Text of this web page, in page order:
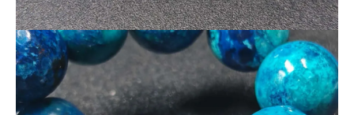
【アズロマラカイトとアズライトクリソコラの違い】
🔹アズロマラカイト（Azurmalachite）🌿
── 深い青（アズライト） 緑（マラカイト）のコントラ
ストが魅力。エネルギッシュな印象。
アズライトクリソコラ（Azurite Chrysocolla）💙